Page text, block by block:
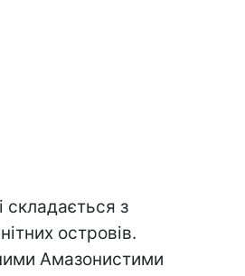
складається з
островів.
Амазонистими